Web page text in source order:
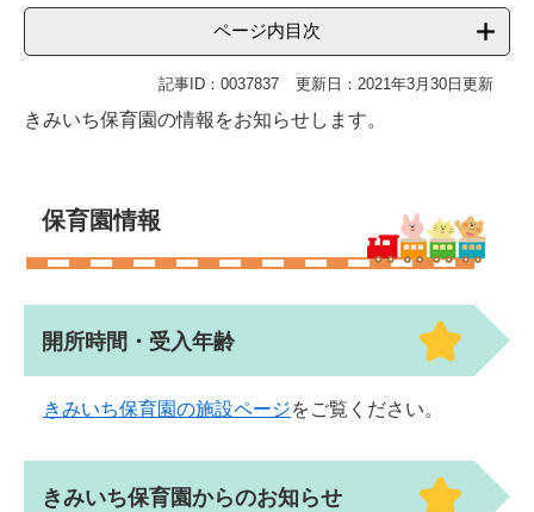
ページ内目次
記事ID：0037837 更新日：2021年3月30日更新
きみいち保育園の情報をお知らせします。
保育園情報
開所時間・受入年齢
きみいち保育園の施設ページをご覧ください。
きみいち保育園からのお知らせ